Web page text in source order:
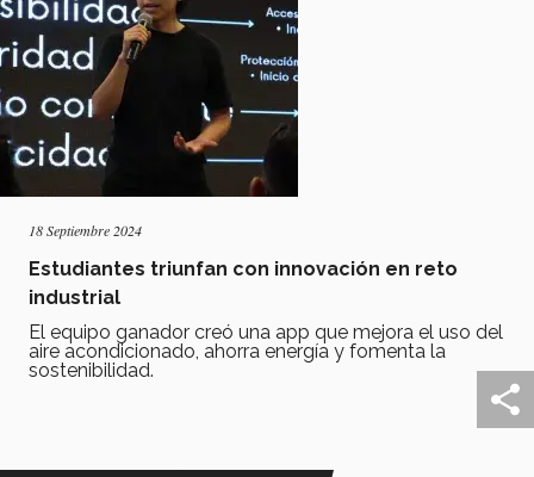
18 Septiembre 2024
Estudiantes triunfan con innovación en reto
industrial
El equipo ganador creó una app que mejora el uso del
aire acondicionado, ahorra energía y fomenta la
sostenibilidad.